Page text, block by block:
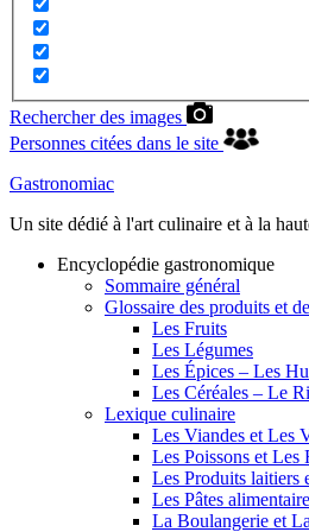
Rechercher des images
Personnes citées dans le site
Gastronomiac
Un site dédié à l'art culinaire et à la
Encyclopédie gastronomique
Sommaire général
Glossaire des produits et
Les Fruits
Les Légumes
Les Épices – Les
Les Céréales – Le
Lexique culinaire
Les Viandes et Les
Les Poissons et Les
Les Produits laitiers
Les Pâtes
La Boulangerie et